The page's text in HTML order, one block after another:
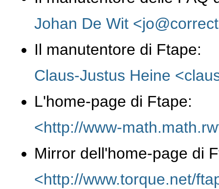
Johan De Wit
Il manutentore di Ftape:
Claus-Justus Heine
L'home-page di Ftape:
<http://www-
Mirror dell'home-page di
<http://www.torque.net/